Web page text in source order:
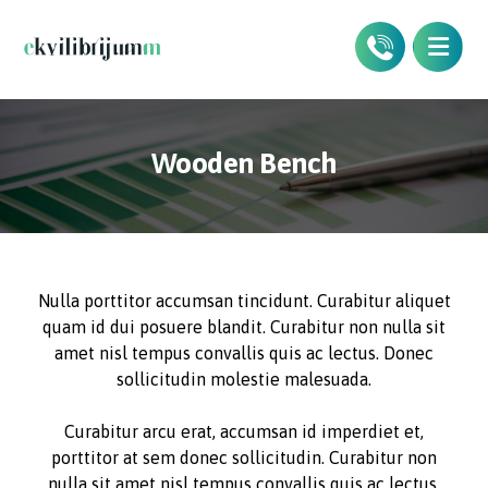
Wooden Bench
Nulla porttitor accumsan tincidunt. Curabitur aliquet
quam id dui posuere blandit. Curabitur non nulla sit
amet nisl tempus convallis quis ac lectus. Donec
sollicitudin molestie malesuada.
Curabitur arcu erat, accumsan id imperdiet et,
porttitor at sem donec sollicitudin. Curabitur non
nulla sit amet nisl tempus convallis quis ac lectus.